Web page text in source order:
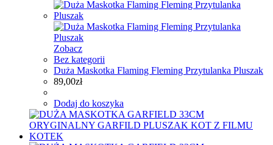
Zobacz
Bez kategorii
Duża Maskotka Flaming Fleming Przytulanka Pluszak
89,00zł
Dodaj do koszyka